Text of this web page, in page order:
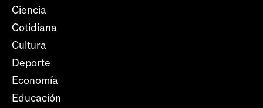
Ciencia
Cotidiana
Cultura
Deporte
Economía
Educación